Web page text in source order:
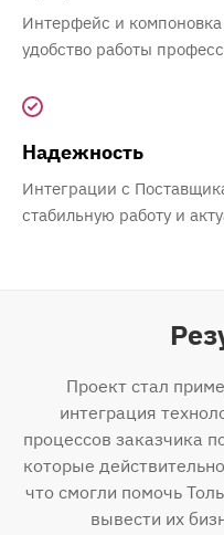
Интерфейс и
удобство работы
Надежность
Интеграции с
стабильную работу и
Проект стал
интеграция
процессов заказчика
которые
что смогли помочь
вывести их